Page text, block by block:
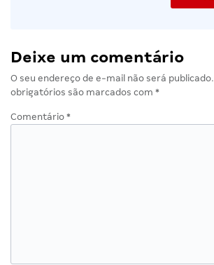
Deixe um comentário
O seu endereço de e-mail não será publicado.
obrigatórios são marcados com *
Comentário *